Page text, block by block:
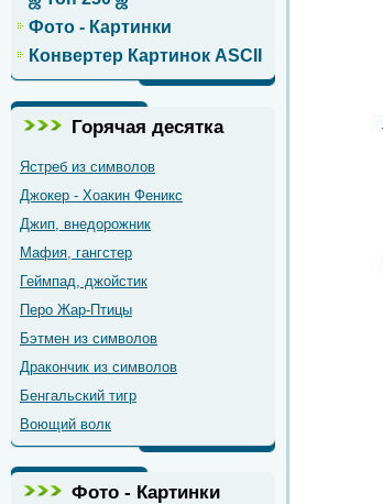
Фото - Картинки
Конвертер Картинок ASCII
Горячая десятка
Ястреб из символов
Джокер - Хоакин Феникс
Джип, внедорожник
Мафия, гангстер
Геймпад, джойстик
Перо Жар-Птицы
Бэтмен из символов
Дракончик из символов
Бенгальский тигр
Воющий волк
Фото - Картинки